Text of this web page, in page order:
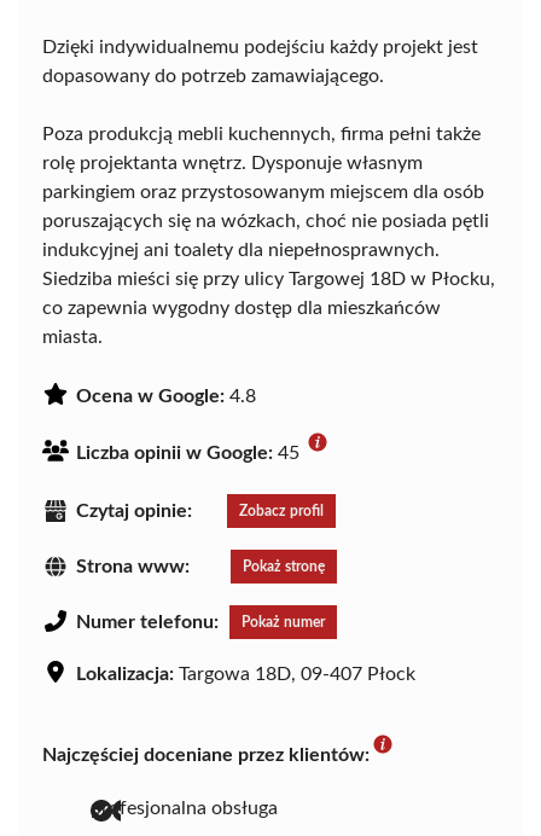
Dzięki indywidualnemu podejściu każdy projekt jest
dopasowany do potrzeb zamawiającego.
Poza produkcją mebli kuchennych, firma pełni także
rolę projektanta wnętrz. Dysponuje własnym
parkingiem oraz przystosowanym miejscem dla osób
poruszających się na wózkach, choć nie posiada pętli
indukcyjnej ani toalety dla niepełnosprawnych.
Siedziba mieści się przy ulicy Targowej 18D w Płocku,
co zapewnia wygodny dostęp dla mieszkańców
miasta.
Ocena w Google: 4.8
Liczba opinii w Google: 45
Czytaj opinie: Zobacz profil
Strona www: Pokaż stronę
Numer telefonu: Pokaż numer
Lokalizacja: Targowa 18D, 09-407 Płock
Najczęściej doceniane przez klientów:
profesjonalna obsługa